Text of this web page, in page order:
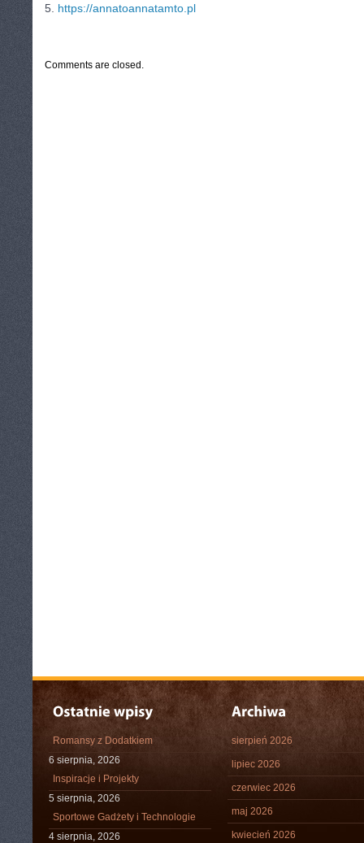
5. https://annatoannatamto.pl
Comments are closed.
Romansy z Dodatkiem
6 sierpnia, 2026
Inspiracje i Projekty
5 sierpnia, 2026
Sportowe Gadżety i Technologie
4 sierpnia, 2026
sierpień 2026
lipiec 2026
czerwiec 2026
maj 2026
kwiecień 2026